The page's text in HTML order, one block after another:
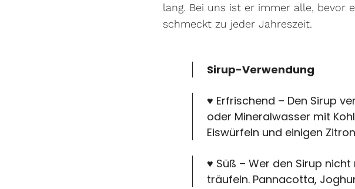
lang. Bei uns ist er immer alle, bevor
schmeckt zu jeder Jahreszeit.
Sirup-Verwendung
♥ Erfrischend – Den Sirup
oder Mineralwasser mit
Eiswürfeln und einigen
♥ Süß – Wer den Sirup
träufeln. Pannacotta,